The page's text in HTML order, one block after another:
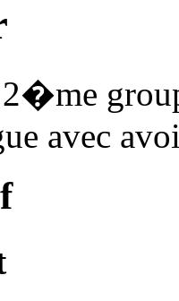
avec